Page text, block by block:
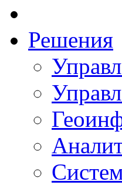
Решения